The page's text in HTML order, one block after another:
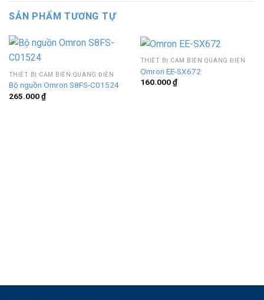
SẢN PHẨM TƯƠNG TỰ
THIẾT BỊ CẢM BIẾN QUANG ĐIỆN
Bộ nguồn Omron S8FS-C01524
265.000₫
THIẾT BỊ CẢM BIẾN QUANG ĐIỆN
Omron EE-SX672
160.000₫